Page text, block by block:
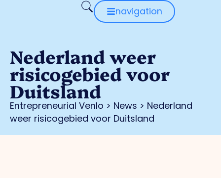
navigation
Nederland weer
risicogebied voor
Duitsland
Entrepreneurial Venlo > News > Nederland
weer risicogebied voor Duitsland